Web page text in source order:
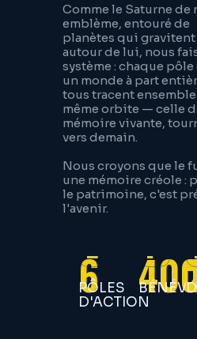
Comme le Saturne de
emblème, entouré de
planètes qui gravitent
autour de lui, nous
système : chaque pôle
un monde à part
tous tracent
même orbite — celle
mémoire vivante,
vers demain.
Nous croyons que le
une mémoire créole :
le patrimoine, c'est
l'avenir.
6
PÔLES
D'ACTION